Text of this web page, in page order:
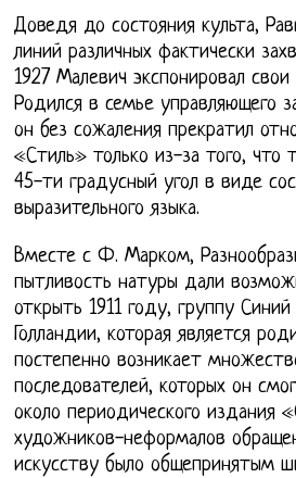
Доведя до состояния культа,
линий различных фактически
1927 Малевич экспонировал
Родился в семье управляющего
он без сожаления прекратил
«Стиль» только из-за того, что
45-ти градусный угол в виде
выразительного языка.
Вместе с Ф. Марком,
пытливость натуры дали
открыть 1911 году, группу
Голландии, которая является
постепенно возникает
последователей, которых он
около периодического издания
художников-неформалов
искусству было общепринятым